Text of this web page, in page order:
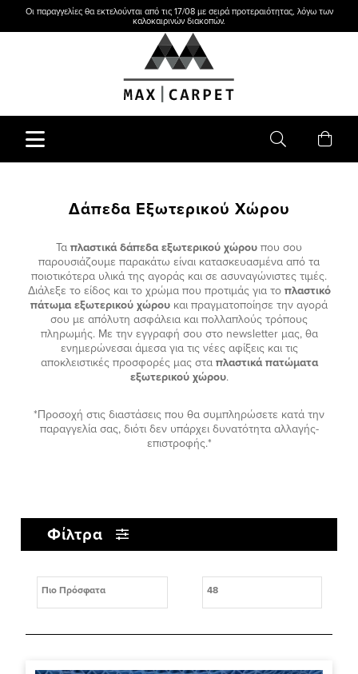
Οι παραγγελίες θα εκτελούνται από τις 17/08 με σειρά προτεραιότητας, λόγω των
καλοκαιρινών διακοπών.
Δάπεδα Εξωτερικού Χώρου
Τα πλαστικά δάπεδα εξωτερικού χώρου που σου
παρουσιάζουμε παρακάτω είναι κατασκευασμένα από τα
ποιοτικότερα υλικά της αγοράς και σε ασυναγώνιστες τιμές.
Διάλεξε το είδος και το χρώμα που προτιμάς για το πλαστικό
πάτωμα εξωτερικού χώρου και πραγματοποίησε την αγορά
σου με απόλυτη ασφάλεια και πολλαπλούς τρόπους
πληρωμής. Με την εγγραφή σου στο newsletter μας, θα
ενημερώνεσαι άμεσα για τις νέες αφίξεις και τις
αποκλειστικές προσφορές μας στα πλαστικά πατώματα
εξωτερικού χώρου.
*Προσοχή στις διαστάσεις που θα συμπληρώσετε κατά την
παραγγελία σας, διότι δεν υπάρχει δυνατότητα αλλαγής-
επιστροφής.*
Φίλτρα